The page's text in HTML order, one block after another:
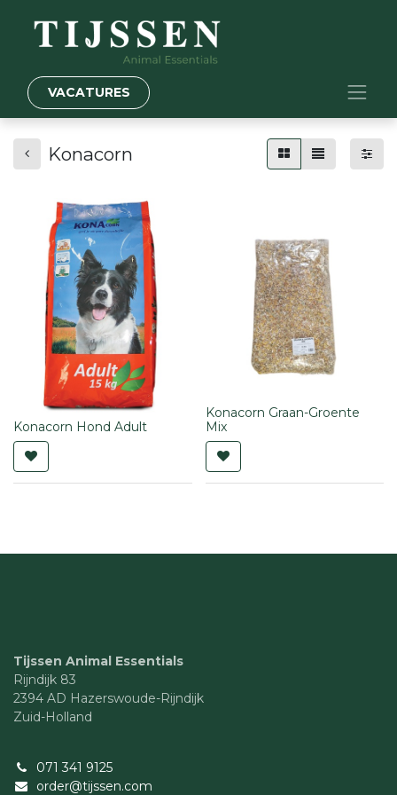
VACATURES
Konacorn
Konacorn Hond Adult
Konacorn Graan-Groente
Mix
Tijssen Animal Essentials
Rijndijk 83
2394 AD Hazerswoude-Rijndijk
Zuid-Holland
071 341 9125
order@tijssen.com